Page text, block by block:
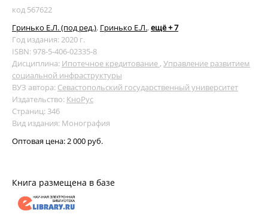
код 567622
Гринько Е.Л. (под ред.), Гринько Е.Л., ещё + 7
Год издания: 2020 г.
ISBN: 978-5-406-02335-8
Дисциплина: Ипотечное кредитование , Управление развитием
социальной инфраструктуры
ВУЗ автора: Севастопольский государственный университет
Издательство: КноРус
Страниц: 346
Вид издания: Монография
Оптовая цена: 2 000 руб.
Книга размещена в базе